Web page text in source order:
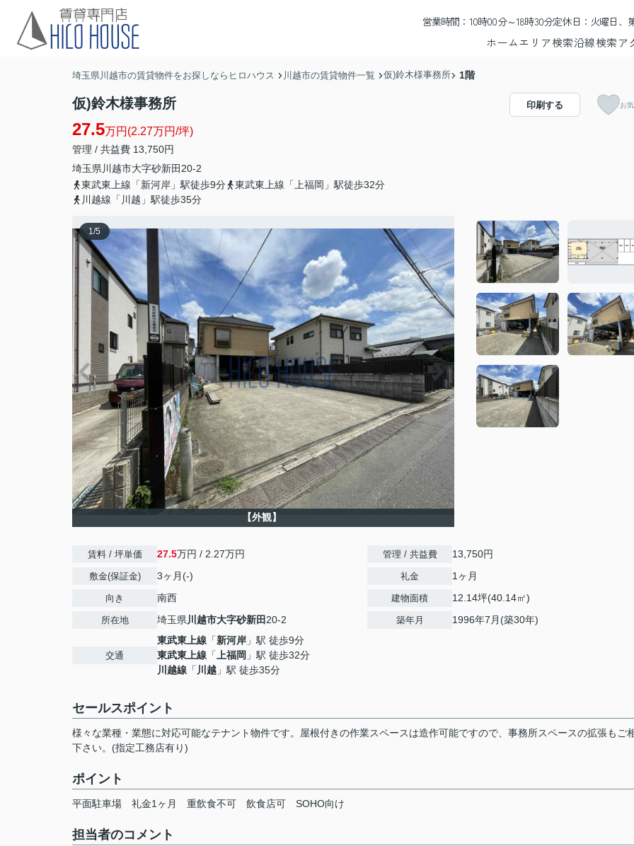
営業時間：10時00分～18時30分定休日：火曜日、
ホームエリア検索沿線検索ア
埼玉県川越市の賃貸物件をお探しならヒロハウス 川越市の賃貸物件一覧 仮)鈴木様事務所 1階
仮)鈴木様事務所
27.5万円(2.27万円/坪)
管理 / 共益費 13,750円
埼玉県 川越市大字砂新田 20-2
東武東上線「新河岸」駅徒歩9分
東武東上線「上福岡」駅徒歩32分
川越線「川越」駅徒歩35分
印刷する お
1/5
【外観】
賃料 / 坪単価 27.5万円 / 2.27万円
敷金(保証金) 3ヶ月(-)
向き 南西
所在地 埼玉県川越市大字砂新田 20-2
交通
東武東上線 「新河岸 」駅 徒歩9分
東武東上線 「 上福岡 」駅 徒歩32分
川越線 「 川越 」駅 徒歩35分
管理 / 共益費 13,750円
礼金 1ヶ月
建物面積 12.14坪(40.14㎡)
築年月 1996年7月(築30年)
セールスポイント
様々な業種・業態に対応可能なテナント物件です。屋根付きの作業スペースは造作可能ですので、事務所スペースの拡張もご
下さい。(指定工務店有り)
ポイント
平面駐車場 礼金1ヶ月 重飲食不可 飲食店可 SOHO向け
担当者のコメント